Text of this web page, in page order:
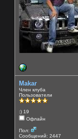
Makar
Член клуба
Пользователи
:) 19
Офлайн
Пол:
Сообщений: 2447